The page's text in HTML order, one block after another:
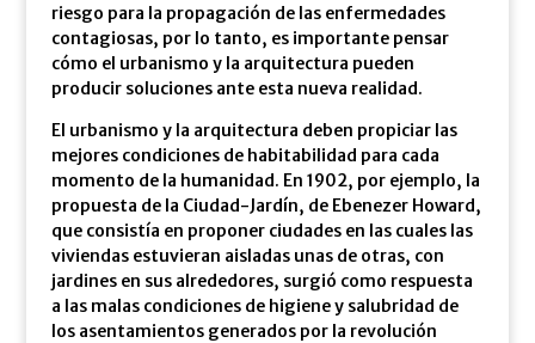
riesgo para la propagación de las enfermedades
contagiosas, por lo tanto, es importante pensar
cómo el urbanismo y la arquitectura pueden
producir soluciones ante esta nueva realidad.
El urbanismo y la arquitectura deben propiciar las
mejores condiciones de habitabilidad para cada
momento de la humanidad. En 1902, por ejemplo, la
propuesta de la Ciudad-Jardín, de Ebenezer Howard,
que consistía en proponer ciudades en las cuales las
viviendas estuvieran aisladas unas de otras, con
jardines en sus alrededores, surgió como respuesta
a las malas condiciones de higiene y salubridad de
los asentamientos generados por la revolución